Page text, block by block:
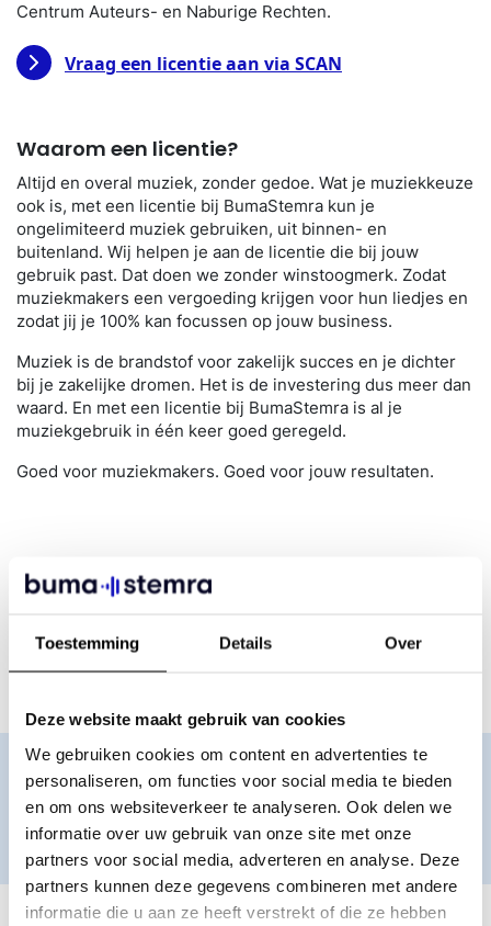
Toestemming Details Over
Deze website maakt gebruik van cookies
We gebruiken cookies om content en advertenties te
personaliseren, om functies voor social media te bieden
en om ons websiteverkeer te analyseren. Ook delen we
informatie over uw gebruik van onze site met onze
partners voor social media, adverteren en analyse. Deze
partners kunnen deze gegevens combineren met andere
informatie die u aan ze heeft verstrekt of die ze hebben
Centrum Auteurs- en Naburige Rechten.
Vraag een licentie aan via SCAN
Waarom een licentie?
Altijd en overal muziek, zonder gedoe. Wat je muziekkeuze
ook is, met een licentie bij BumaStemra kun je
ongelimiteerd muziek gebruiken, uit binnen- en
buitenland. Wij helpen je aan de licentie die bij jouw
gebruik past. Dat doen we zonder winstoogmerk. Zodat
muziekmakers een vergoeding krijgen voor hun liedjes en
zodat jij je 100% kan focussen op jouw business.
Muziek is de brandstof voor zakelijk succes en je dichter
bij je zakelijke dromen. Het is de investering dus meer dan
waard. En met een licentie bij BumaStemra is al je
muziekgebruik in één keer goed geregeld.
Goed voor muziekmakers. Goed voor jouw resultaten.
Deze licentie wordt gebruikt door
Hotels
Belangrijk:Denk aan een evenementen licentie voor
een evenement in jouw zaak.